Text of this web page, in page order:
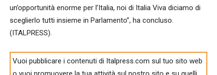
un’opportunità enorme per l’Italia, noi di Italia Viva diciamo di
sceglierlo tutti insieme in Parlamento”, ha concluso.
(ITALPRESS).
Vuoi pubblicare i contenuti di Italpress.com sul tuo sito web